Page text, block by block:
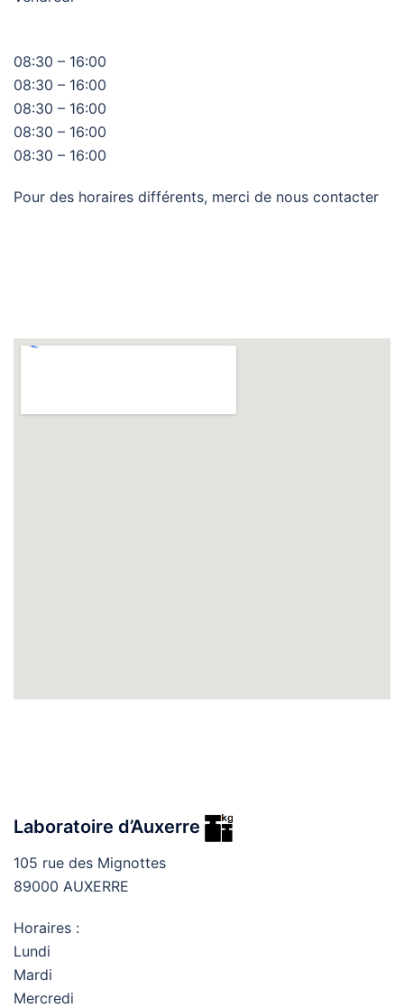
08:30 – 16:00
08:30 – 16:00
08:30 – 16:00
08:30 – 16:00
08:30 – 16:00
Pour des horaires différents, merci de nous contacter
Laboratoire d’Auxerre
105 rue des Mignottes
89000 AUXERRE
Horaires :
Lundi
Mardi
Mercredi